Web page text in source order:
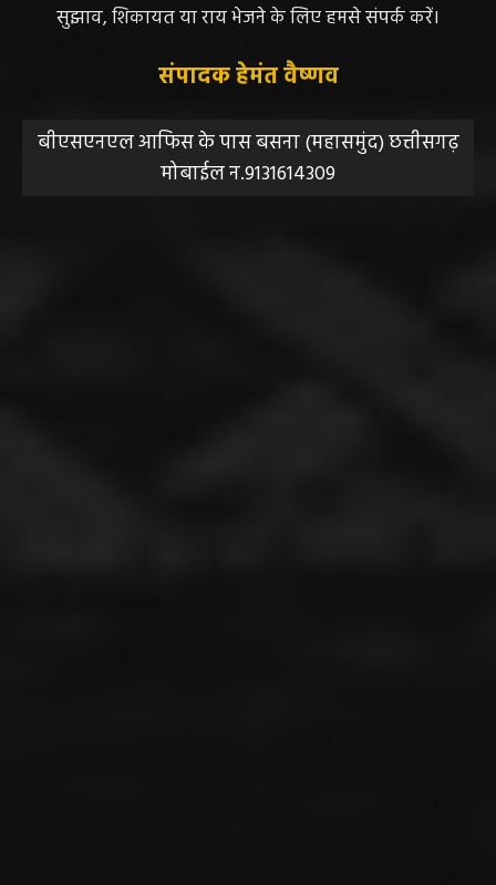
सुझाव, शिकायत या राय भेजने के लिए हमसे संपर्क करें।
संपादक हेमंत वैष्णव
बीएसएनएल आफिस के पास बसना (महासमुंद) छत्तीसगढ़
मोबाईल न.9131614309